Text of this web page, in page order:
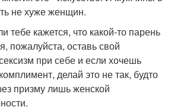
не хуже женщин.
тебе кажется, что какой-то парень
пожалуйста, оставь свой
при себе и если хочешь
делай это не так, будто
призму лишь женской